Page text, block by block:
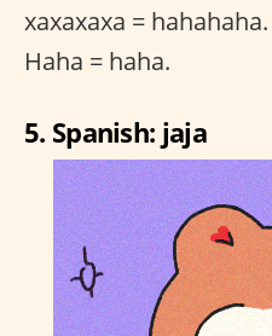
xaxaxaxa =
Haha = haha.
5. Spanish: jaja